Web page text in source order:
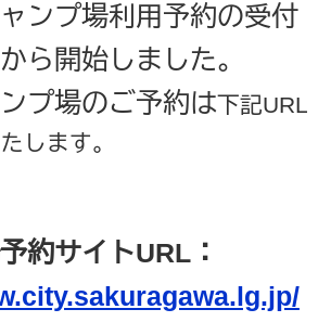
ンプ場利用予約の受付
ら開始しました。
プ場のご予約は下記URL
します。
約サイトURL：